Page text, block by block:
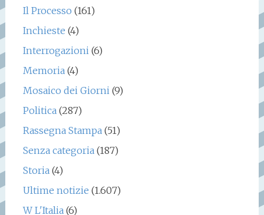
Il Processo (161)
Inchieste (4)
Interrogazioni(6)
Memoria(4)
Mosaico dei Giorni(9)
Politica(287)
Rassegna Stampa(51)
Senza categoria(187)
Storia(4)
Ultime notizie (1.607)
W L'Italia(6)